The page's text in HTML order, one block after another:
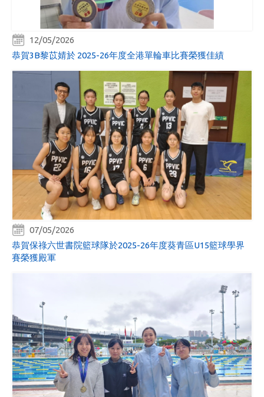
12/05/2026
恭賀3B黎苡婧於 2025-26年度全港單輪車比賽榮獲佳績
07/05/2026
恭賀保祿六世書院籃球隊於2025-26年度葵青區U15籃球學界
賽榮獲殿軍